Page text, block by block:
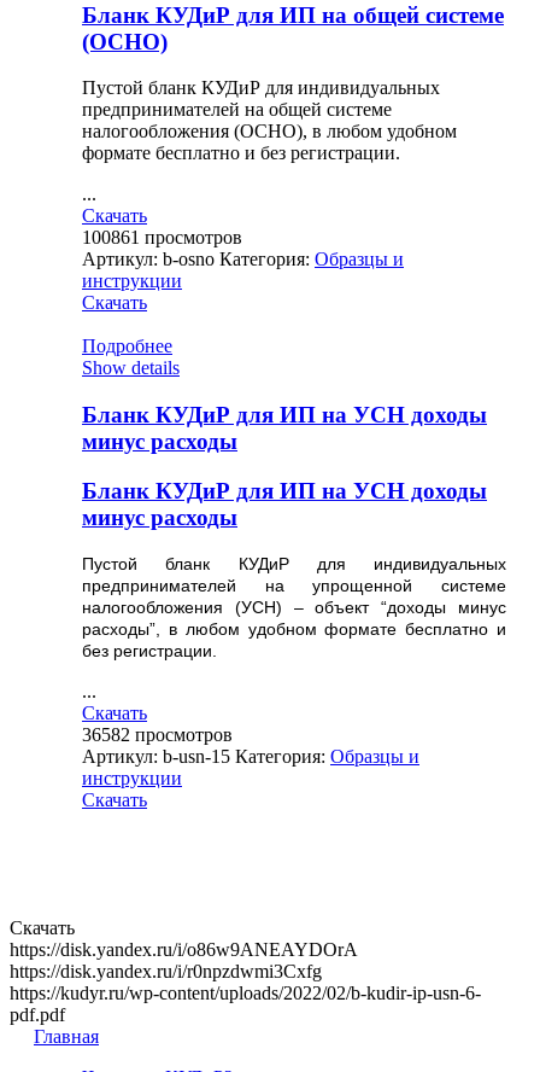
Бланк КУДиР для ИП на общей системе
(ОСНО)
Пустой бланк КУДиР для индивидуальных
предпринимателей на общей системе
налогообложения (ОСНО), в любом удобном
формате бесплатно и без регистрации.
...
Скачать
100861 просмотров
Артикул: b-osno Категория: Образцы и
инструкции
Скачать
Подробнее
Show details
Бланк КУДиР для ИП на УСН доходы
минус расходы
Бланк КУДиР для ИП на УСН доходы
минус расходы
Пустой бланк КУДиР для индивидуальных
предпринимателей на упрощенной системе
налогообложения (УСН) – объект “доходы минус
расходы”, в любом удобном формате бесплатно и
без регистрации.
...
Скачать
36582 просмотров
Артикул: b-usn-15 Категория: Образцы и
инструкции
Скачать
Скачать
https://disk.yandex.ru/i/o86w9ANEAYDOrA
https://disk.yandex.ru/i/r0npzdwmi3Cxfg
https://kudyr.ru/wp-content/uploads/2022/02/b-kudir-ip-usn-6-
pdf.pdf
Главная